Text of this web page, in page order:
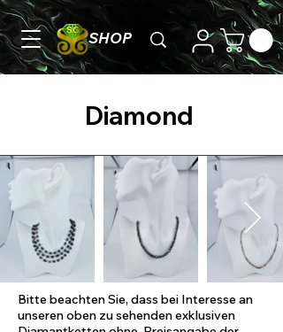
SHOP
Diamond
Bitte beachten Sie, dass bei Interesse an
unseren oben zu sehenden exklusiven